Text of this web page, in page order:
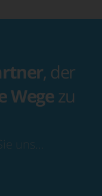
, der
Wegezu
uns…